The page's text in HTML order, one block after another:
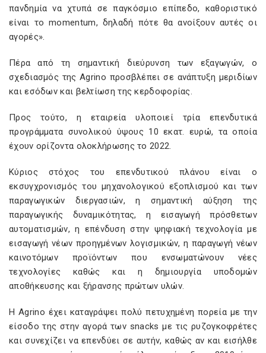
πανδημία να χτυπά σε παγκόσμιο επίπεδο, καθοριστικό
είναι το momentum, δηλαδή πότε θα ανοίξουν αυτές οι
αγορές».
Πέρα από τη σημαντική διεύρυνση των εξαγωγών, ο
σχεδιασμός της Agrino προσβλέπει σε ανάπτυξη μεριδίων
και εσόδων και βελτίωση της κερδοφορίας.
Προς τούτο, η εταιρεία υλοποιεί τρία επενδυτικά
προγράμματα συνολικού ύψους 10 εκατ. ευρώ, τα οποία
έχουν ορίζοντα ολοκλήρωσης το 2022.
Κύριος στόχος του επενδυτικού πλάνου είναι ο
εκσυγχρονισμός του μηχανολογικού εξοπλισμού και των
παραγωγικών διεργασιών, η σημαντική αύξηση της
παραγωγικής δυναμικότητας, η εισαγωγή πρόσθετων
αυτοματισμών, η επένδυση στην ψηφιακή τεχνολογία με
εισαγωγή νέων προηγμένων λογισμικών, η παραγωγή νέων
καινοτόμων προϊόντων που ενσωματώνουν νέες
τεχνολογίες καθώς και η δημιουργία υποδομών
αποθήκευσης και ξήρανσης πρώτων υλών.
Η Agrino έχει καταγράψει πολύ πετυχημένη πορεία με την
είσοδο της στην αγορά των snacks με τις ρυζογκοφρέτες
και συνεχίζει να επενδύει σε αυτήν, καθώς αν και εισήλθε